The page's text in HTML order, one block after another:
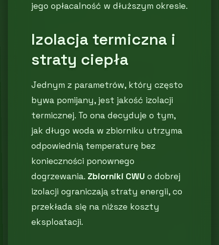
jego opłacalność w dłuższym okresie.
Izolacja termiczna i
straty ciepła
Jednym z parametrów, który często
bywa pomijany, jest jakość izolacji
termicznej. To ona decyduje o tym,
jak długo woda w zbiorniku utrzyma
odpowiednią temperaturę bez
konieczności ponownego
dogrzewania. Zbiorniki CWU o dobrej
izolacji ograniczają straty energii, co
przekłada się na niższe koszty
eksploatacji.